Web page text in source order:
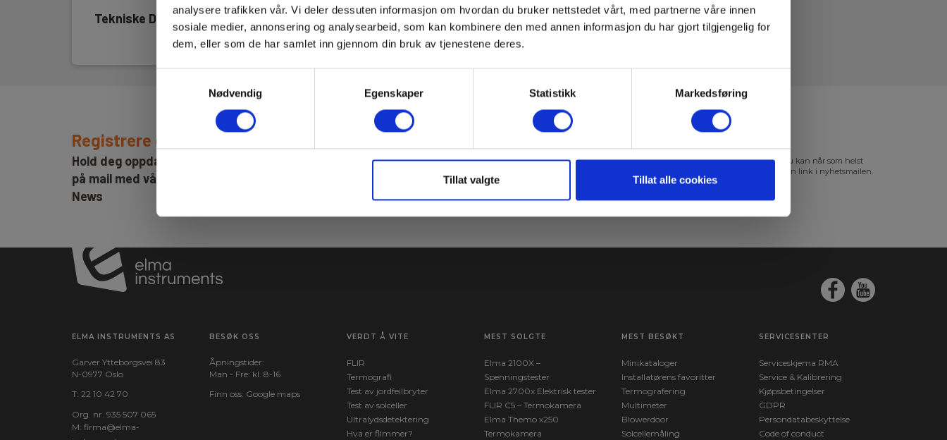
analysere trafikken vår. Vi deler dessuten informasjon om hvordan du bruker nettstedet vårt, med partnerne våre innen
sosiale medier, annonsering og analysearbeid, som kan kombinere den med annen informasjon du har gjort tilgjengelig for
dem, eller som de har samlet inn gjennom din bruk av tjenestene deres.
Nødvendig
Egenskaper Statistikk Markedsføring
Tillat valgte Tillat alle cookies
Tekniske Data
Registrere deg for nyhetsbrev!
Hold deg oppdatert og få de gode tilbudene
på mail med våre ukentlige nyhetsbrev E-
News
Les mer i vårGDPR Personvernbeskyttelse
. Du kan når som helst
avslutte abonnementet på nyhetsbrevet via en link i nyhetsmailen.
ELMA INSTRUMENTS AS
Garver Ytteborgsvei 83
N-0977 Oslo
T: 22 10 42 70
Org. nr. 935 507 065
M: firma@elma-
BESØK OSS
Åpningstider:
Man - Fre: kl. 8-16
Finn oss: Google maps
VERDT Å VITE
FLIR
Termografi
Test av jordfeilbryter
Test av solceller
Ultralydsdetektering
Hva er flimmer?
MEST SOLGTE
Elma 2100X –
Spenningstester
Elma 2700x Elektrisk tester
FLIR C5 – Termokamera
Elma Themo x250
Termokamera
MEST BESØKT
Minikataloger
Installatørens favoritter
Termografering
Multimeter
Blowerdoor
Solcellemåling
SERVICESENTER
Serviceskjema RMA
Service & Kalibrering
Kjøpsbetingelser
GDPR
Persondatabeskyttelse
Code of conduct